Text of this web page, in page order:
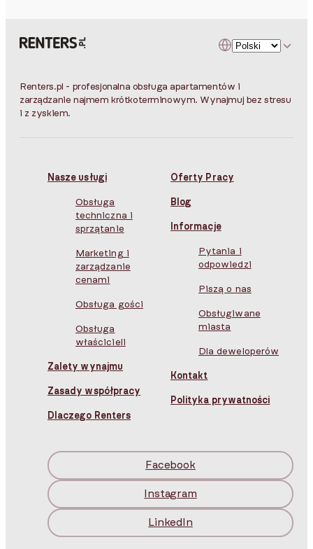
Renters.pl - profesjonalna obsługa apartamentów i
zarządzanie najmem krótkoterminowym. Wynajmuj bez stresu
i z zyskiem.
Nasze usługi
Obsługa
techniczna i
sprzątanie
Marketing i
zarządzanie
cenami
Obsługa gości
Obsługa
właścicieli
Zalety wynajmu
Zasady współpracy
Dlaczego Renters
Oferty Pracy
Blog
Informacje
Pytania i
odpowiedzi
Piszą o nas
Obsługiwane
miasta
Dla deweloperów
Kontakt
Polityka prywatności
Facebook
Instagram
LinkedIn